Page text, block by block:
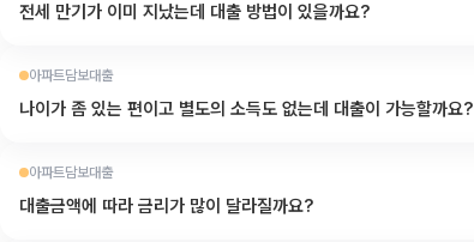
전세 만기가 이미 지났는데 대출 방법이 있을까요?
아파트담보대출
나이가 좀 있는 편이고 별도의 소득도 없는데 대출이 가능할까요?
아파트담보대출
대출금액에 따라 금리가 많이 달라질까요?